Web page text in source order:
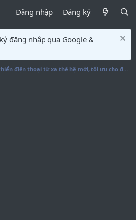
Đăng nhập Đăng ký
đăng nhập qua Google &
ViewRP – Nền tảng điều khiển điện thoại từ xa thế hệ mới, tối ưu cho đội nhóm & doanh nghiệp